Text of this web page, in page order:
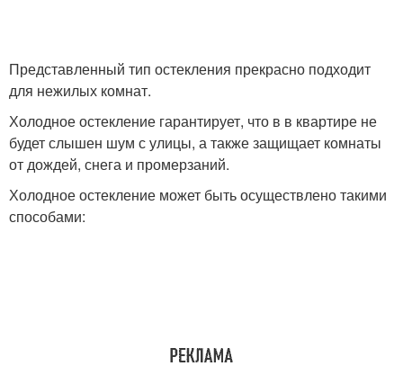
Представленный тип остекления прекрасно подходит
для нежилых комнат.
Холодное остекление гарантирует, что в в квартире не
будет слышен шум с улицы, а также защищает комнаты
от дождей, снега и промерзаний.
Холодное остекление может быть осуществлено такими
способами: